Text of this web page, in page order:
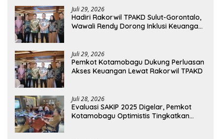
Juli 29, 2026
Hadiri Rakorwil TPAKD Sulut-Gorontalo,
Wawali Rendy Dorong Inklusi Keuangan
Juli 29, 2026
Pemkot Kotamobagu Dukung Perluasan
Akses Keuangan Lewat Rakorwil TPAKD
Juli 28, 2026
Evaluasi SAKIP 2025 Digelar, Pemkot
Kotamobagu Optimistis Tingkatkan